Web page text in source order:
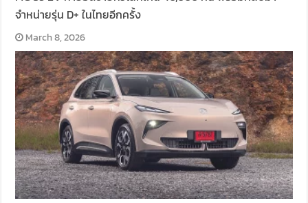
จำหน่ายรุ่น D+ ในไทยอีกครั้ง
March 8, 2026